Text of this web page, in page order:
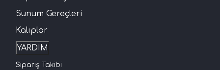
Sunum Gereçleri
Kalıplar
YARDIM
Sipariş Takibi